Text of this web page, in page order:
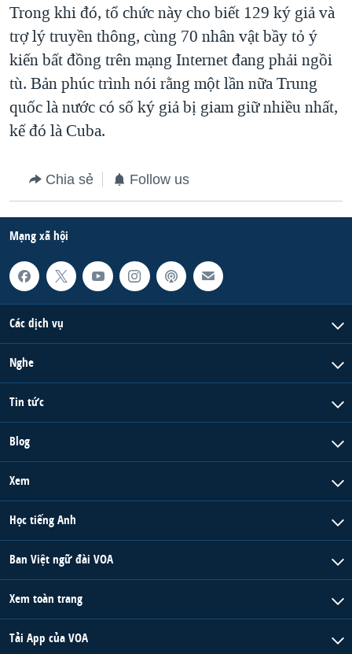
Trong khi đó, tổ chức này cho biết 129 ký giả và
trợ lý truyền thông, cùng 70 nhân vật bầy tỏ ý
kiến bất đồng trên mạng Internet đang phải ngồi
tù. Bản phúc trình nói rằng một lần nữa Trung
quốc là nước có số ký giả bị giam giữ nhiều nhất,
kế đó là Cuba.
Chia sẻ Follow us
Mạng xã hội
Các dịch vụ
Nghe
Tin tức
Blog
Xem
Học tiếng Anh
Ban Việt ngữ đài VOA
Xem toàn trang
Tải App của VOA